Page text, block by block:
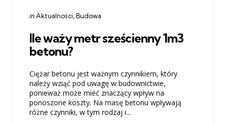
Categories
Posted
inAktualności Budowa
Ile waży metr sześcienny 1m3
betonu?
Ciężar betonu jest ważnym czynnikiem, który
należy wziąć pod uwagę w budownictwie,
ponieważ może mieć znaczący wpływ na
ponoszone koszty. Na masę betonu wpływają
różne czynniki, w tym rodzaj i...